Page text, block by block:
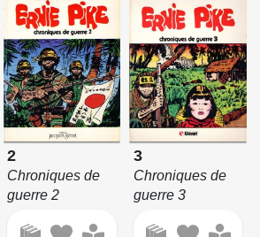
2
Chroniques de
guerre 2
3
Chroniques de
guerre 3